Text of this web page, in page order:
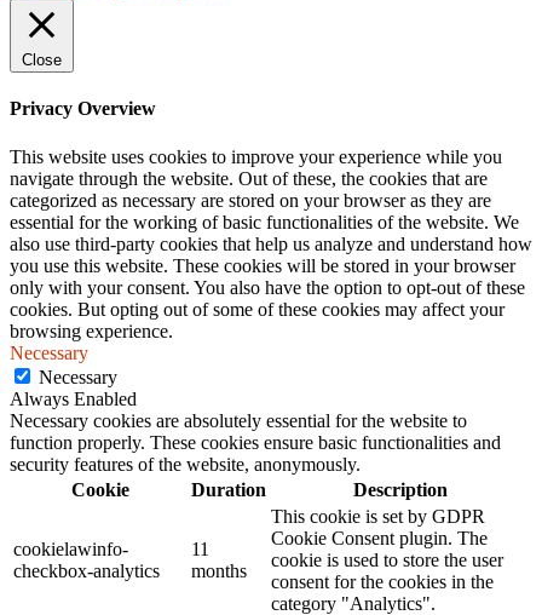
Close
Privacy Overview
This website uses cookies to improve your experience while you
navigate through the website. Out of these, the cookies that are
categorized as necessary are stored on your browser as they are
essential for the working of basic functionalities of the website. We
also use third-party cookies that help us analyze and understand how
you use this website. These cookies will be stored in your browser
only with your consent. You also have the option to opt-out of these
cookies. But opting out of some of these cookies may affect your
browsing experience.
Necessary
Necessary
Always Enabled
Necessary cookies are absolutely essential for the website to
function properly. These cookies ensure basic functionalities and
security features of the website, anonymously.
Cookie
Duration Description
cookielawinfo-
checkbox-analytics
11
months
This cookie is set by GDPR
Cookie Consent plugin. The
cookie is used to store the user
consent for the cookies in the
category "Analytics".